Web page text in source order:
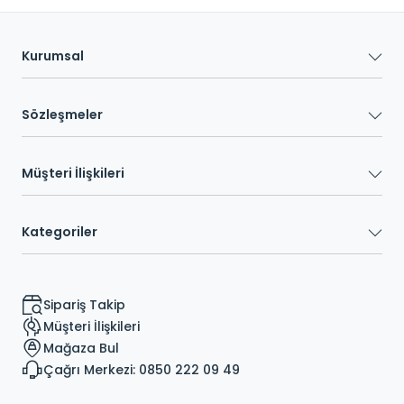
Kurumsal
Sözleşmeler
Müşteri İlişkileri
Kategoriler
Sipariş Takip
Müşteri İlişkileri
Mağaza Bul
Çağrı Merkezi: 0850 222 09 49